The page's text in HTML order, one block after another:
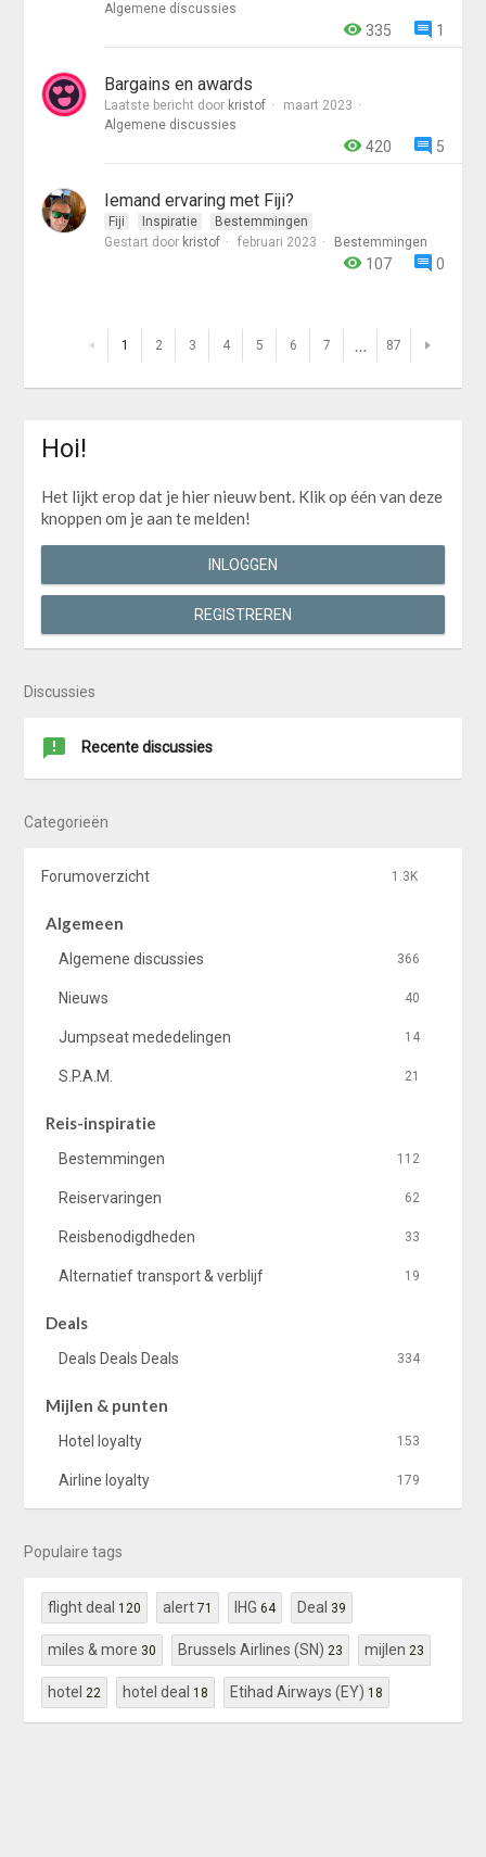
Algemene discussies
1
335
Bargains en awards
Laatste bericht door kristof
maart 2023
Algemene discussies
5
420
Iemand ervaring met Fiji?
Fiji Inspiratie
Bestemmingen
Gestart door kristof februari 2023 Bestemmingen
0
107
1 2 3 4 5 6 7 … 87
Hoi!
Het lijkt erop dat je hier nieuw bent. Klik op één van deze
knoppen om je aan te melden!
INLOGGEN
REGISTREREN
Discussies
Recente discussies
Categorieën
1.3K
Forumoverzicht
Algemeen
366
Algemene discussies
40
Nieuws
14
Jumpseat mededelingen
21
S.P.A.M.
Reis-inspiratie
112
Bestemmingen
62
Reiservaringen
33
Reisbenodigdheden
19
Alternatief transport & verblijf
Deals
334
Deals Deals Deals
Mijlen & punten
153
Hotel loyalty
179
Airline loyalty
Populaire tags
flight deal 120 alert71 IHG64 Deal 39
miles & more 30 Brussels Airlines (SN) 23 mijlen 23
hotel 22 hotel deal 18 Etihad Airways (EY) 18